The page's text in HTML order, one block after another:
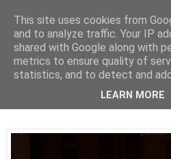
Parakato.gr
Η Ακαδημία
Preludio στο Κιάτο
This site uses cookies from
and to analyze traffic. Your IP
shared with Google along with
metrics to ensure quality of
statistics, and to detect and
LEARN MORE